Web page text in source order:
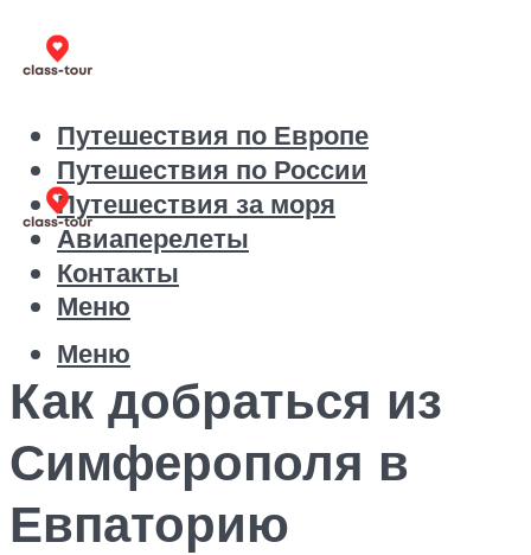
Путешествия по Европе
Путешествия по России
Путешествия за моря
Авиаперелеты
Контакты
Меню
Меню
Как добраться из
Симферополя в
Евпаторию